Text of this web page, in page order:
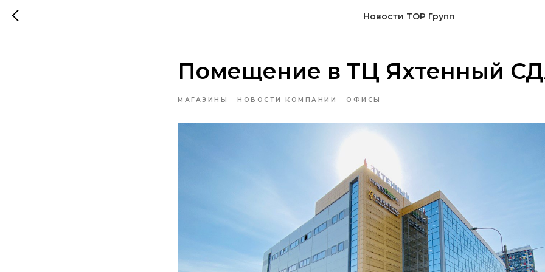
Новости ТОР Групп
Помещение в ТЦ Яхтенный
МАГАЗИНЫ НОВОСТИ КОМПАНИИ ОФИСЫ